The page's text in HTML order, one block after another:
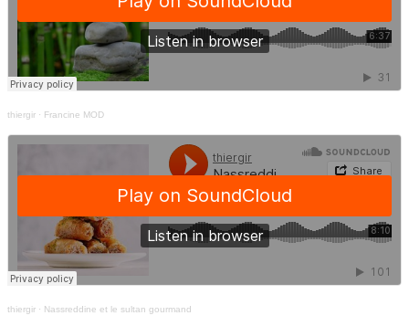
thiergir · Francine MOD
thiergir · Nassreddine et le sultan gourmand